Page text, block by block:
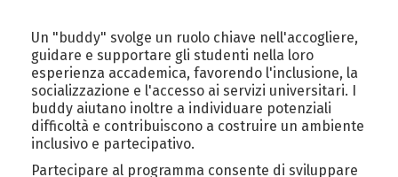
Un "buddy" svolge un ruolo chiave nell'accogliere,
guidare e supportare gli studenti nella loro
esperienza accademica, favorendo l'inclusione, la
socializzazione e l'accesso ai servizi universitari. I
buddy aiutano inoltre a individuare potenziali
difficoltà e contribuiscono a costruire un ambiente
inclusivo e partecipativo.
Partecipare al programma consente di sviluppare